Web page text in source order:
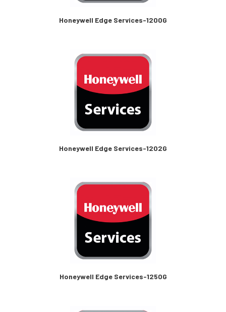
Honeywell Edge Services-1200G
Honeywell Edge Services-1202G
Honeywell Edge Services-1250G